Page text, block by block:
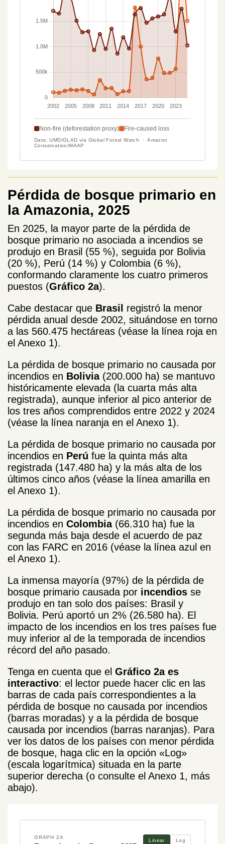
Pérdida de bosque primario en
la Amazonia, 2025
En 2025, la mayor parte de la pérdida de
bosque primario no asociada a incendios se
produjo en Brasil (55 %), seguida por Bolivia
(20 %), Perú (14 %) y Colombia (6 %),
conformando claramente los cuatro primeros
puestos (Gráfico 2a).
Cabe destacar que Brasil registró la menor
pérdida anual desde 2002, situándose en torno
a las 560.475 hectáreas (véase la línea roja en
el Anexo 1).
La pérdida de bosque primario no causada por
incendios en Bolivia(200.000 ha) se mantuvo
históricamente elevada (la cuarta más alta
registrada), aunque inferior al pico anterior de
los tres años comprendidos entre 2022 y 2024
(véase la línea naranja en el Anexo 1).
La pérdida de bosque primario no causada por
incendios en Perú fue la quinta más alta
registrada (147.480 ha) y la más alta de los
últimos cinco años (véase la línea amarilla en
el Anexo 1).
La pérdida de bosque primario no causada por
incendios en Colombia(66.310 ha) fue la
segunda más baja desde el acuerdo de paz
con las FARC en 2016 (véase la línea azul en
el Anexo 1).
La inmensa mayoría (97%) de la pérdida de
bosque primario causada por incendios se
produjo en tan solo dos países: Brasil y
Bolivia. Perú aportó un 2% (26.580 ha). El
impacto de los incendios en los tres países fue
muy inferior al de la temporada de incendios
récord del año pasado.
Tenga en cuenta que el Gráfico 2a es
interactivo: el lector puede hacer clic en las
barras de cada país correspondientes a la
pérdida de bosque no causada por incendios
(barras moradas) y a la pérdida de bosque
causada por incendios (barras naranjas). Para
ver los datos de los países con menor pérdida
de bosque, haga clic en la opción «Log»
(escala logarítmica) situada en la parte
superior derecha (o consulte el Anexo 1, más
abajo).